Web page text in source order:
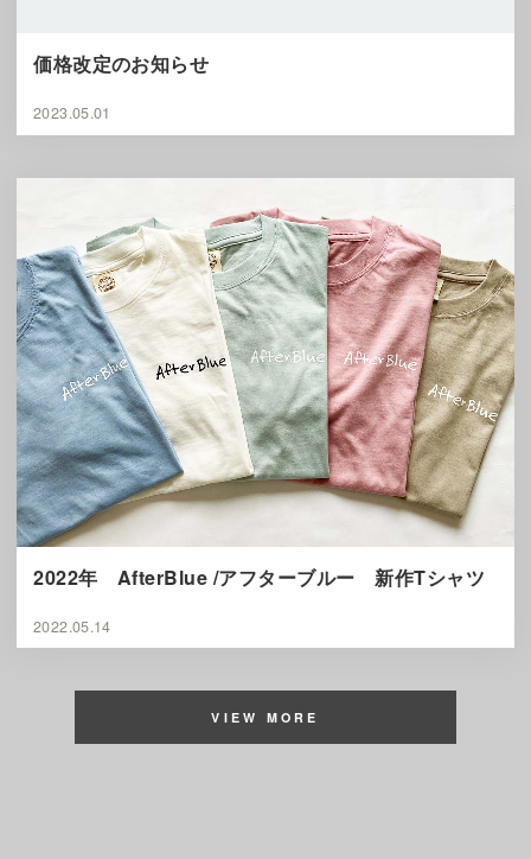
価格改定のお知らせ
2023.05.01
2022年 AfterBlue /アフターブルー 新作Tシャツ
2022.05.14
VIEW MORE